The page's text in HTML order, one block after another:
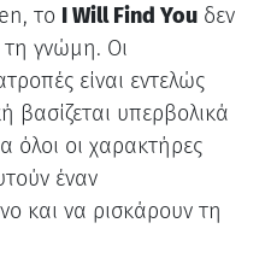
το I Will Find Youδεν
τη γνώμη. Οι
είναι εντελώς
βασίζεται υπερβολικά
όλοι οι χαρακτήρες
έναν
και να ρισκάρουν τη